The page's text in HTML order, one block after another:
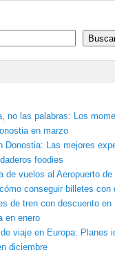
no las palabras: Los
en marzo
Donostia: Las mejores
foodies
de vuelos al Aeropuerto
conseguir billetes con
de tren con descuento en
en enero
viaje en Europa: Planes
diciembre